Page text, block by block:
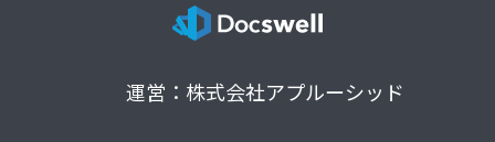
運営：株式会社アプルーシッド